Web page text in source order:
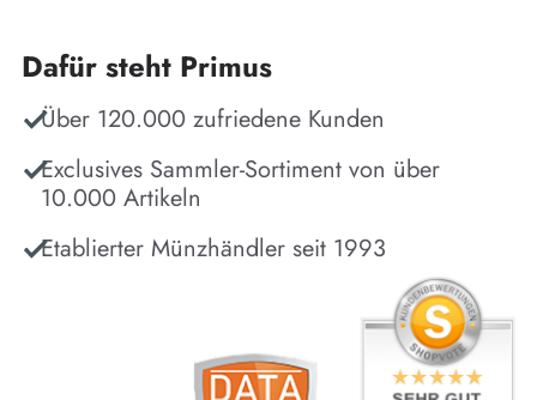
Dafür steht Primus
Über 120.000 zufriedene Kunden
Exclusives Sammler-Sortiment von über
10.000 Artikeln
Etablierter Münzhändler seit 1993